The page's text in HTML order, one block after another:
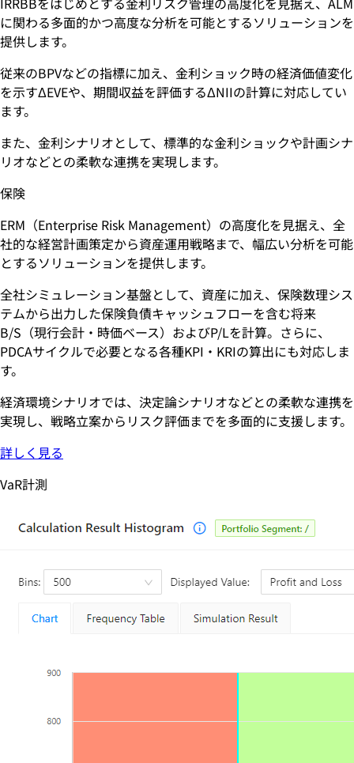
に関わる多面的かつ高度な分析を可能とするソリューションを
提供します。
従来のBPVなどの指標に加え、金利ショック時の経済価値変化
を示すΔEVEや、期間収益を評価するΔNIIの計算に対応してい
ます。
また、金利シナリオとして、標準的な金利ショックや計画シナ
リオなどとの柔軟な連携を実現します。
保険
ERM（Enterprise Risk Management）の高度化を見据え、全
社的な経営計画策定から資産運用戦略まで、幅広い分析を可能
とするソリューションを提供します。
全社シミュレーション基盤として、資産に加え、保険数理シス
テムから出力した保険負債キャッシュフローを含む将来
B/S（現行会計・時価ベース）およびP/Lを計算。さらに、
PDCAサイクルで必要となる各種KPI・KRIの算出にも対応しま
す。
経済環境シナリオでは、決定論シナリオなどとの柔軟な連携を
実現し、戦略立案からリスク評価までを多面的に支援します。
詳しく見る
VaR計測